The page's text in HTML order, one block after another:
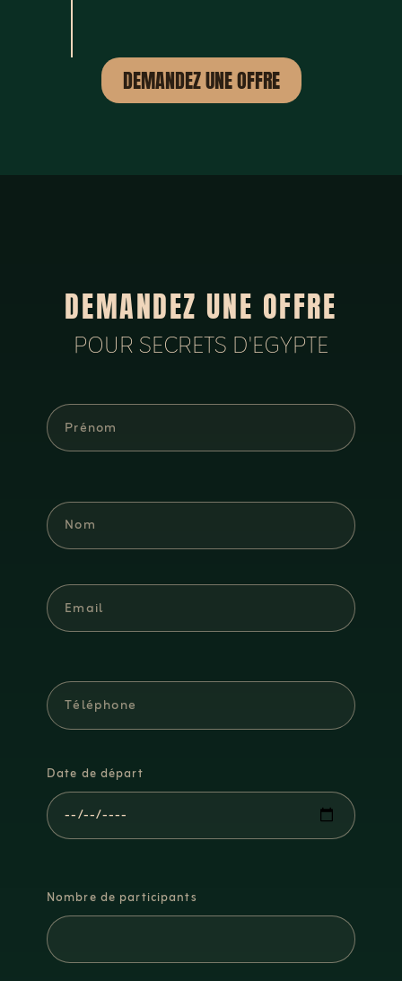
DEMANDEZ UNE OFFRE
DEMANDEZ UNE OFFRE
POUR SECRETS D'EGYPTE
Date de départ
Nombre de participants